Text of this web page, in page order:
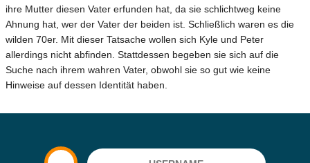
ihre Mutter diesen Vater erfunden hat, da sie schlichtweg keine
Ahnung hat, wer der Vater der beiden ist. Schließlich waren es die
wilden 70er. Mit dieser Tatsache wollen sich Kyle und Peter
allerdings nicht abfinden. Stattdessen begeben sie sich auf die
Suche nach ihrem wahren Vater, obwohl sie so gut wie keine
Hinweise auf dessen Identität haben.